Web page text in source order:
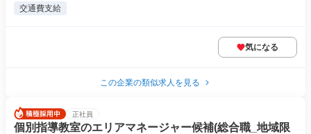
交通費支給
気になる
この企業の類似求人を見る
正社員
個別指導教室のエリアマネージャー候補(総合職_地域限